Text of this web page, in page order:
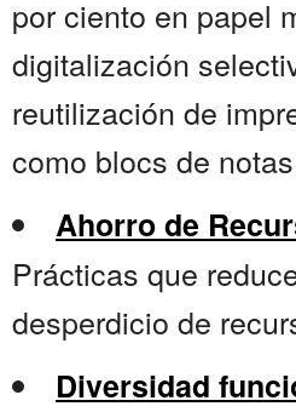
por ciento en papel
digitalización
reutilización de
como blocs de
Ahorro de
Prácticas que
desperdicio de
Diversidad